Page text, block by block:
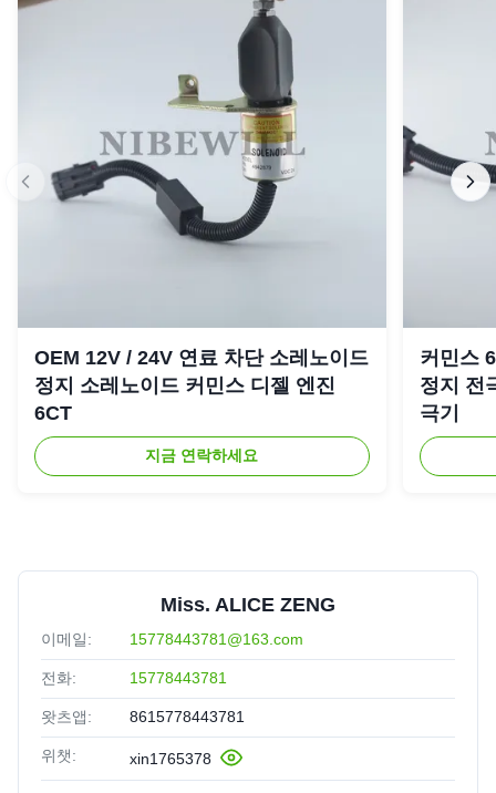
OEM 12V / 24V 연료 차단 소레노이드
정지 소레노이드 커민스 디젤 엔진
6CT
지금 연락하세요
커민스
정지 전
극기
Miss. ALICE ZENG
이메일: 15778443781@163.com
전화: 15778443781
왓츠앱: 8615778443781
위챗: xin1765378